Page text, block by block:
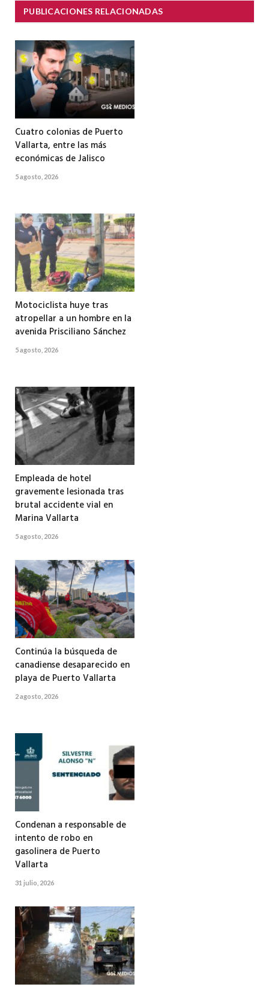
PUBLICACIONES RELACIONADAS
Cuatro colonias de Puerto
Vallarta, entre las más
económicas de Jalisco
5 agosto, 2026
Motociclista huye tras
atropellar a un hombre en la
avenida Prisciliano Sánchez
5 agosto, 2026
Empleada de hotel
gravemente lesionada tras
brutal accidente vial en
Marina Vallarta
5 agosto, 2026
Continúa la búsqueda de
canadiense desaparecido en
playa de Puerto Vallarta
2 agosto, 2026
Condenan a responsable de
intento de robo en
gasolinera de Puerto
Vallarta
31 julio, 2026